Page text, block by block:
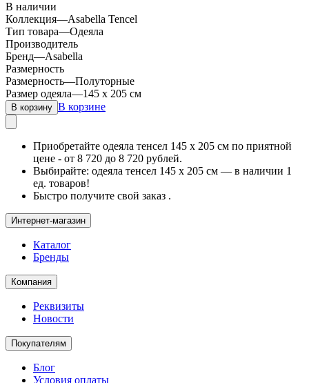
В наличии
Коллекция—Asabella Tencel
Тип товара—Одеяла
Производитель
Бренд—Asabella
Размерность
Размерность—Полуторные
Размер одеяла—145 х 205 см
В корзину В корзине
Приобретайте одеяла тенсел 145 х 205 см по приятной
цене - от 8 720 до 8 720 рублей.
Выбирайте: одеяла тенсел 145 х 205 см — в наличии 1
ед. товаров!
Быстро получите свой заказ .
Интернет-магазин
Каталог
Бренды
Компания
Реквизиты
Новости
Покупателям
Блог
Условия оплаты